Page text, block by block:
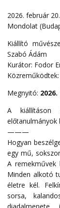
2026. február
Mondolat
Kiállító
Szabó Ádám
Kurátor: Fodor
Megnyitó:
A kiállításon
előtanulmányok
———
Hogyan
egy mű,
A remekművek
Minden alkotó
életre kél.
sorsa,